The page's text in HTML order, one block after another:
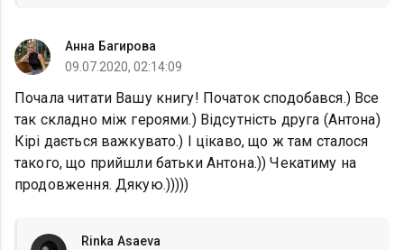
Анна Багирова
09.07.2020, 02:14:09
Почала читати Вашу книгу! Початок сподобався.) Все
так складно між героями.) Відсутність друга (Антона)
Кірі дається важкувато.) І цікаво, що ж там сталося
такого, що прийшли батьки Антона.)) Чекатиму на
продовження. Дякую.)))))
Rinka Asaeva